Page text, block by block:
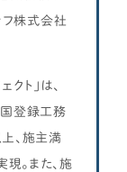
フ株式会社
ト」は、
国登録工務
、施主満
。また、施